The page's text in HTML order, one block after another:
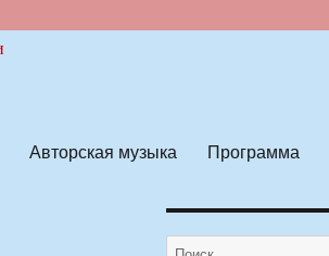
Авторская музыка Программа
Искать: